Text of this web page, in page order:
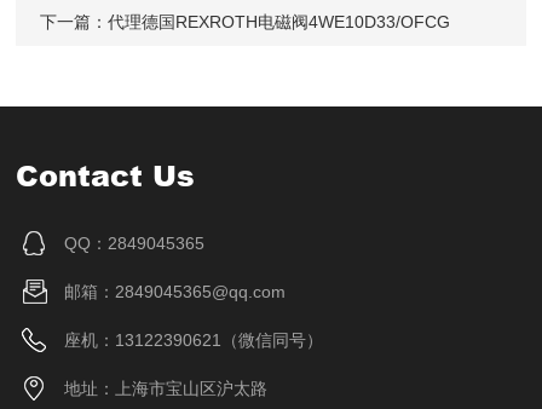
下一篇：代理德国REXROTH电磁阀4WE10D33/OFCG
Contact Us
QQ：2849045365
邮箱：2849045365@qq.com
座机：13122390621（微信同号）
地址：上海市宝山区沪太路